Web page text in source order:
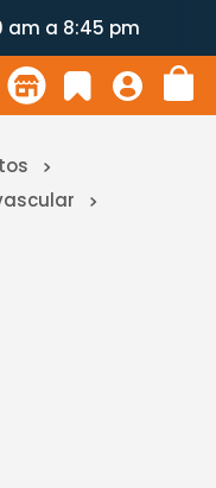
am a 8:45 pm